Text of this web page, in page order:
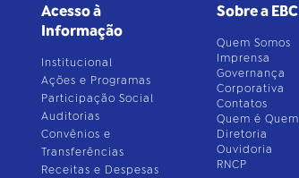
Acesso à
Informação
Institucional
Ações e Programas
Participação Social
Auditorias
Convênios e
Transferências
Receitas e Despesas
Sobre a EBC
Quem Somos
Imprensa
Governança
Corporativa
Contatos
Quem é Quem
Diretoria
Ouvidoria
RNCP